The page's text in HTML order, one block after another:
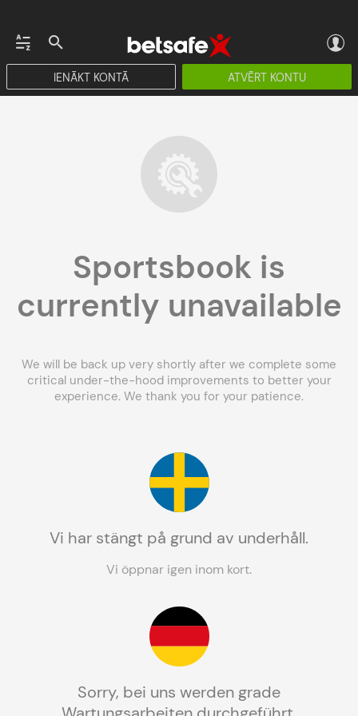
IENĀKT KONTĀ ATVĒRT KONTU
Sportsbook is
currently unavailable
We will be back up very shortly after we complete some
critical under-the-hood improvements to better your
experience. We thank you for your patience.
Vi har stängt på grund av underhåll.
Vi öppnar igen inom kort.
Sorry, bei uns werden grade